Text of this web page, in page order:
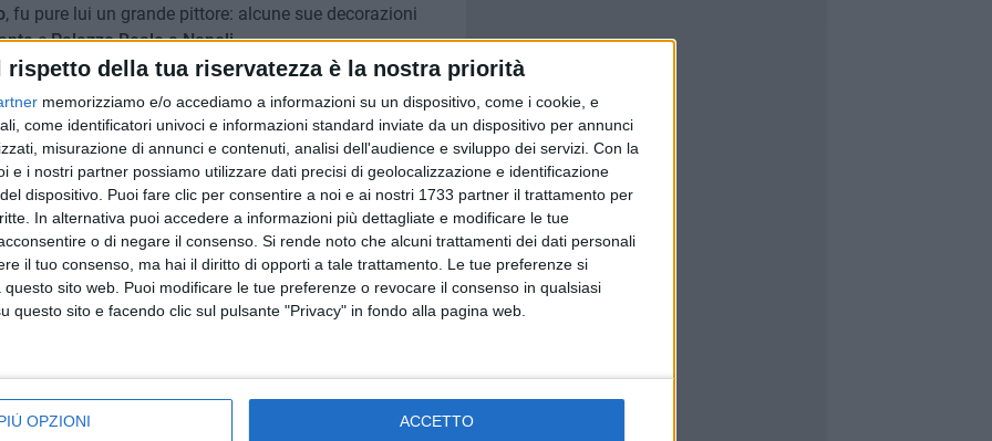
rispetto della tua riservatezza è la nostra priorità
memorizziamo e/o accediamo a informazioni su un dispositivo, come i cookie, e
come identificatori univoci e informazioni standard inviate da un dispositivo per annunci
misurazione di annunci e contenuti, analisi dell'audience e sviluppo dei servizi. Con la
e i nostri partner possiamo utilizzare dati precisi di geolocalizzazione e identificazione
dispositivo. Puoi fare clic per consentire a noi e ai nostri 1733 partner il trattamento per
In alternativa puoi accedere a informazioni più dettagliate e modificare le tue
o di negare il consenso. Si rende noto che alcuni trattamenti dei dati personali
il tuo consenso, ma hai il diritto di opporti a tale trattamento. Le tue preferenze si
sito web. Puoi modificare le tue preferenze o revocare il consenso in qualsiasi
questo sito e facendo clic sul pulsante "Privacy" in fondo alla pagina web.
OPZIONI ACCETTO
, fu pure lui un grande pittore: alcune sue decorazioni
ePalazzo Reale a Napoli.
(che aprirà i battenti il 9 Settembre alle ore 19) tra
è trasversale, e l'arte è sicuramente una disciplina